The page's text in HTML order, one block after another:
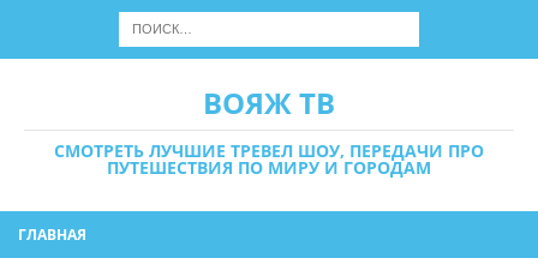
ВОЯЖ ТВ
СМОТРЕТЬ ЛУЧШИЕ ТРЕВЕЛ ШОУ, ПЕРЕДАЧИ ПРО
ПУТЕШЕСТВИЯ ПО МИРУ И ГОРОДАМ
ГЛАВНАЯ